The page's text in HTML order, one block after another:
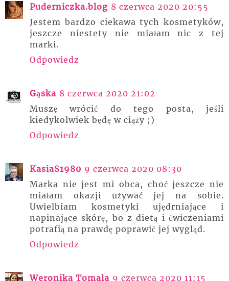
Puderniczka.blog 8 czerwca 2020 20:55
Jestem bardzo ciekawa tych kosmetyków,
jeszcze niestety nie miałam nic z tej
marki.
Odpowiedz
Gąska 8 czerwca 2020 21:02
Muszę wrócić do tego posta, jeśli
kiedykolwiek będę w ciąży ;)
Odpowiedz
KasiaS1980 9 czerwca 2020 08:30
Marka nie jest mi obca, choć jeszcze nie
miałam okazji używać jej na sobie.
Uwielbiam kosmetyki ujędrniające i
napinające skórę, bo z dietą i ćwiczeniami
potrafią na prawdę poprawić jej wygląd.
Odpowiedz
Weronika Tomala 9 czerwca 2020 11:15